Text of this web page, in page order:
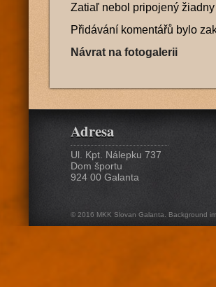
Zatiaľ nebol pripojený
Přidávání komentářů bylo
Návrat na fotogalerii
Adresa
Ul. Kpt. Nálepku 737
Dom športu
924 00 Galanta
© 2016 MKK Slovan Galanta. Background